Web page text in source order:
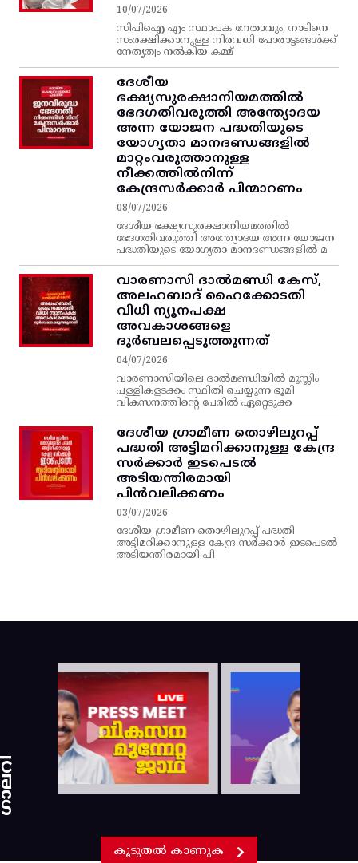
10/07/2026
സിപിഐ എം സ്ഥാപക നേതാവും, നാടിനെ
സംരക്ഷിക്കാനുള്ള നിരവധി പോരാട്ടങ്ങള്‍ക്ക്‌
നേതൃത്വം നല്‍കിയ കമ്മ്
ദേശീയ
ഭക്ഷ്യസുരക്ഷാനിയമത്തിൽ
ഭേദഗതിവരുത്തി അന്ത്യോദയ
അന്ന യോജന പദ്ധതിയുടെ
യോഗ്യതാ മാനദണ്ഡങ്ങളിൽ
മാറ്റംവരുത്താനുള്ള
നീക്കത്തിൽനിന്ന്‌
കേന്ദ്രസർക്കാർ പിന്മാറണം
08/07/2026
ദേശീയ ഭക്ഷ്യസുരക്ഷാനിയമത്തിൽ
ഭേദഗതിവരുത്തി അന്ത്യോദയ അന്ന യോജന
പദ്ധതിയുടെ യോഗ്യതാ മാനദണ്ഡങ്ങളിൽ മ
വാരണാസി ദാൽമണ്ഡി കേസ്,
അലഹബാദ് ഹൈക്കോടതി
വിധി ന്യൂനപക്ഷ
അവകാശങ്ങളെ
ദുർബലപ്പെടുത്തുന്നത്
04/07/2026
വാരണാസിയിലെ ദാൽമണ്ഡിയിൽ മുസ്ലിം
പള്ളികളടക്കം സ്ഥിതി ചെയ്യുന്ന ഭൂമി
വികസനത്തിന്റെ പേരിൽ ഏറ്റെടുക്ക
ദേശീയ ഗ്രാമീണ തൊഴിലുറപ്പ്‌
പദ്ധതി അട്ടിമറിക്കാനുള്ള കേന്ദ്ര
സര്‍ക്കാര്‍ ഇടപെടല്‍
അടിയന്തിരമായി
പിന്‍വലിക്കണം
03/07/2026
ദേശീയ ഗ്രാമീണ തൊഴിലുറപ്പ്‌ പദ്ധതി
അട്ടിമറിക്കാനുള്ള കേന്ദ്ര സര്‍ക്കാര്‍ ഇടപെടല്‍
അടിയന്തിരമായി പി
കൂടുതൽ കാണുക